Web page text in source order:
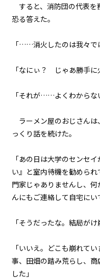
すると、消防団の代表を
恐る答えた。
「……消火したのは我々で
「なにぃ？ じゃあ勝手に
「それが……よくわからな
ラーメン屋のおじさんは
っくり話を続けた。
「あの日は大学のセンセ
い』と室内待機を勧めら
門家じゃありませんし、
んにもご連絡して自宅にい
「そうだったな。結局が
「いいえ。どこも崩れて
事、田畑の踏み荒らし、
した」